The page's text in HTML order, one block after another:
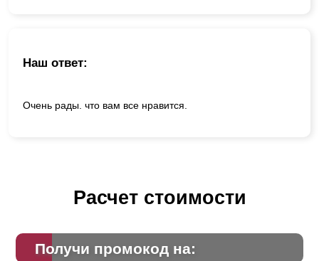
Наш ответ:
Очень рады. что вам все нравится.
Расчет стоимости
Получи промокод на: